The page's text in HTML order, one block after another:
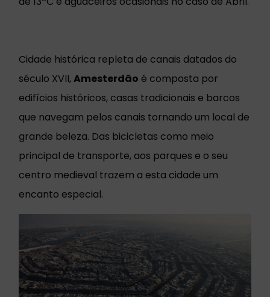
Cidade histórica repleta de canais datados do
século XVII,Amesterdão é composta por
edifícios históricos, casas tradicionais e barcos
que navegam pelos canais tornando um local de
grande beleza. Das bicicletas como meio
principal de transporte, aos parques e o seu
centro medieval trazem a esta cidade um
encanto especial.